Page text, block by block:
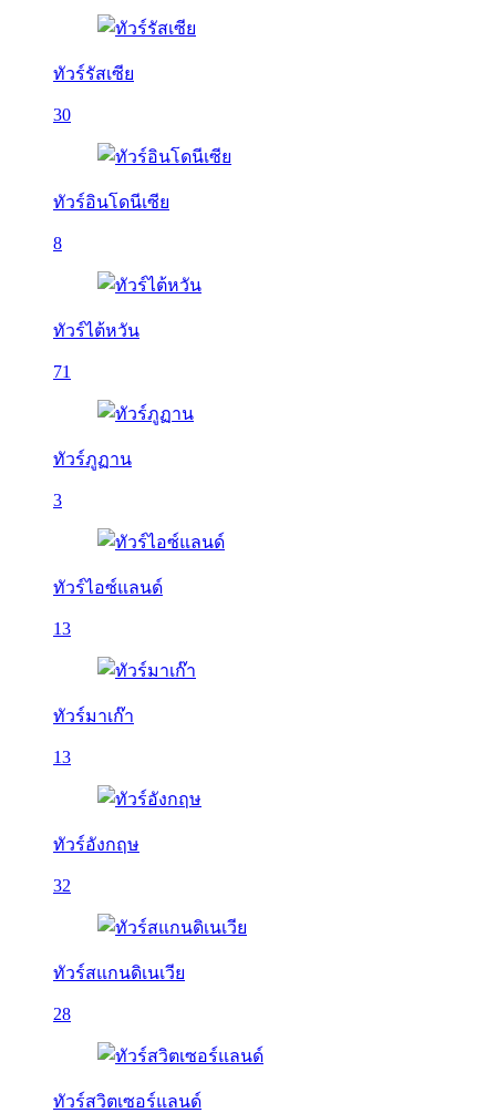
ทัวร์รัสเซีย
30
ทัวร์อินโดนีเซีย
8
ทัวร์ไต้หวัน
71
ทัวร์ภูฏาน
3
ทัวร์ไอซ์แลนด์
13
ทัวร์มาเก๊า
13
ทัวร์อังกฤษ
32
ทัวร์สแกนดิเนเวีย
28
ทัวร์สวิตเซอร์แลนด์